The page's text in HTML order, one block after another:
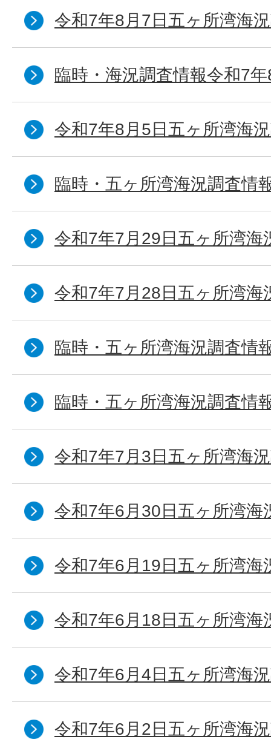
令和7年8月7日五ヶ所湾海
臨時・海況調査情報令和7
令和7年8月5日五ヶ所湾海
臨時・五ヶ所湾海況調査情
令和7年7月29日五ヶ所湾海
令和7年7月28日五ヶ所湾海
臨時・五ヶ所湾海況調査情
臨時・五ヶ所湾海況調査情
令和7年7月3日五ヶ所湾海
令和7年6月30日五ヶ所湾海
令和7年6月19日五ヶ所湾海
令和7年6月18日五ヶ所湾海
令和7年6月4日五ヶ所湾海
令和7年6月2日五ヶ所湾海